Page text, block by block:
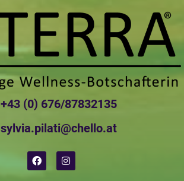
+43 (0) 676/87832135
sylvia.pilati@chello.at